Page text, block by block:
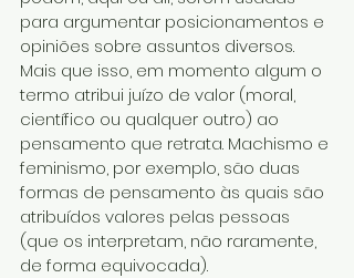
para argumentar posicionamentos e
opiniões sobre assuntos diversos.
Mais que isso, em momento algum o
termo atribui juízo de valor (moral,
científico ou qualquer outro) ao
pensamento que retrata. Machismo e
feminismo, por exemplo, são duas
formas de pensamento às quais são
atribuídos valores pelas pessoas
(que os interpretam, não raramente,
de forma equivocada).